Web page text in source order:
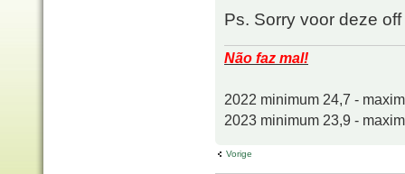
Ps. Sorry voor deze
Não faz mal!
2022 minimum 24,7 -
2023 minimum 23,9 -
Vorige